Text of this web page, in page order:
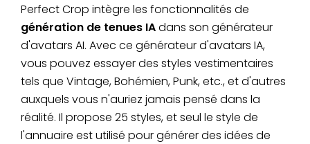
Perfect Crop intègre les fonctionnalités de
génération de tenues IAdans son générateur
d'avatars AI. Avec ce générateur d'avatars IA,
vous pouvez essayer des styles vestimentaires
tels que Vintage, Bohémien, Punk, etc., et d'autres
auxquels vous n'auriez jamais pensé dans la
réalité. Il propose 25 styles, et seul le style de
l'annuaire est utilisé pour générer des idées de